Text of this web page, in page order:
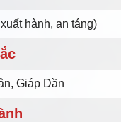
hành, an táng)
Giáp Dần